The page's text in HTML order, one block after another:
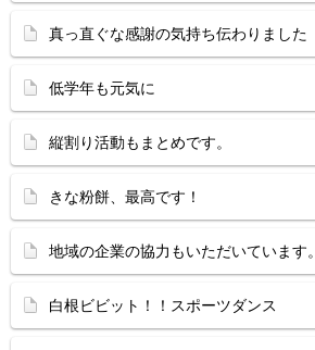
真っ直ぐな感謝の気持ち伝わりました
低学年も元気に
縦割り活動もまとめです。
きな粉餅、最高です！
地域の企業の協力もいただいています。
白根ビビット！！スポーツダンス